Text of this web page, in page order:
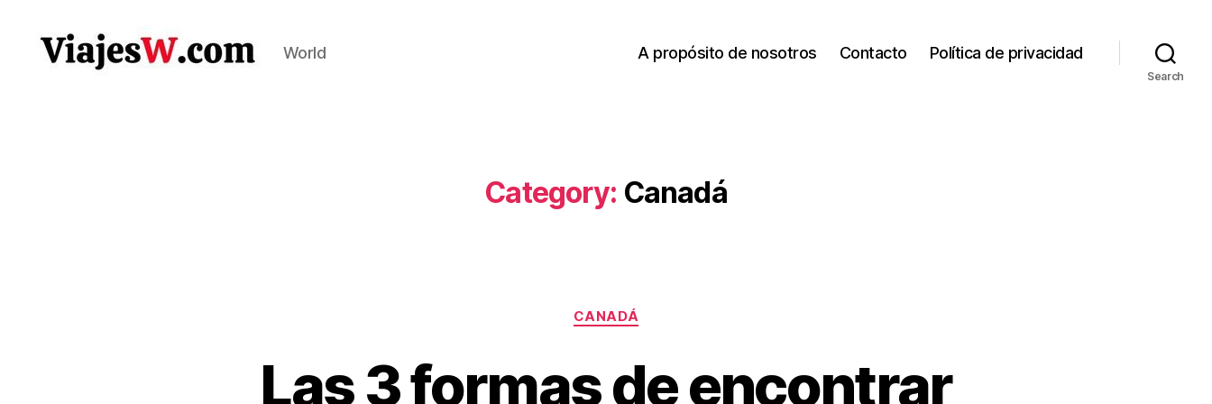
World A propósito de nosotros Contacto Política de privacidad
Search
Category: Canadá
Categories
CANADÁ
Las 3 formas de encontrar